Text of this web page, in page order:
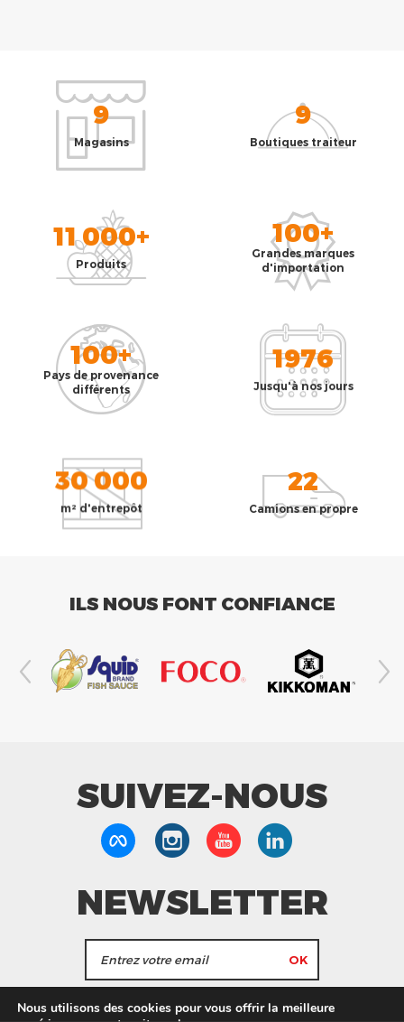
9
Magasins
9
Boutiques traiteur
11 000+
Produits
100+
Grandes marques
d'importation
100+
Pays de provenance
différents
1976
Jusqu'à nos jours
30 000
m² d'entrepôt
22
Camions en propre
ILS NOUS FONT CONFIANCE
SUIVEZ-NOUS
NEWSLETTER
J'accepte de recevoir les actualités et les
Nous utilisons des cookies pour vous offrir la meilleure